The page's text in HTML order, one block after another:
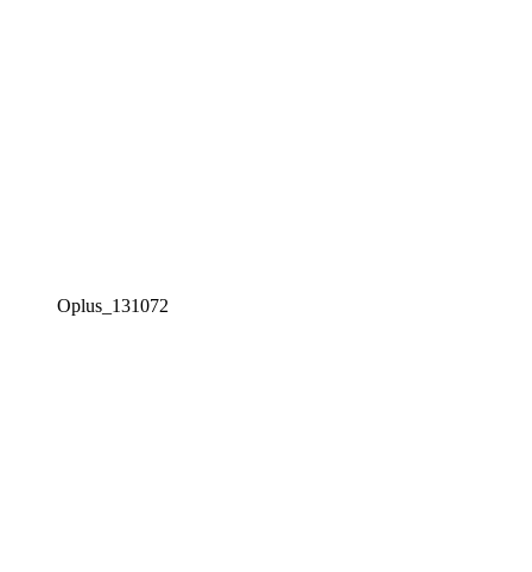
Oplus_131072